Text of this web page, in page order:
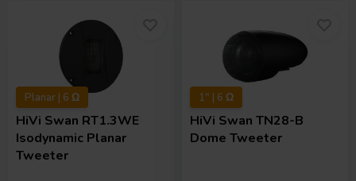
Planar | 6 Ω
HiVi Swan RT1.3WE
Isodynamic Planar
Tweeter
1" | 6 Ω
HiVi Swan TN28-B
Dome Tweeter